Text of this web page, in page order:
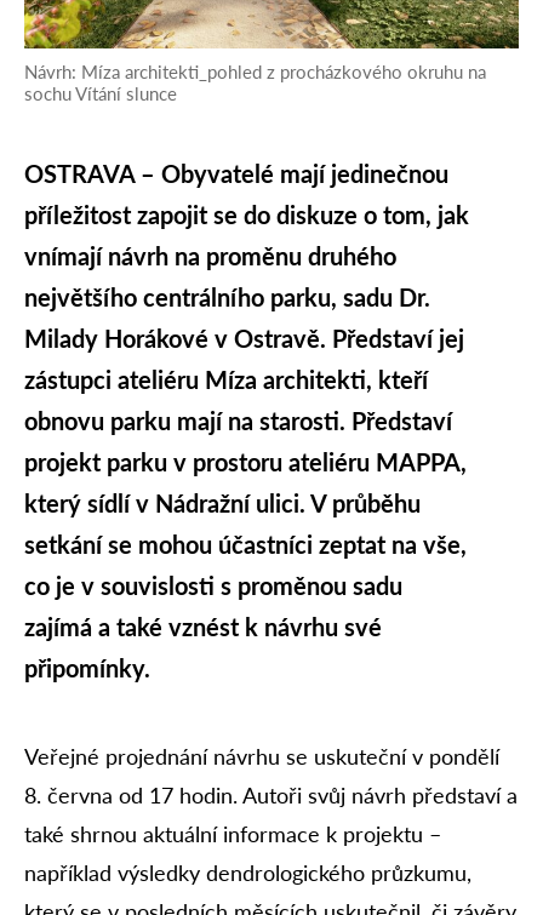
Návrh: Míza architekti_pohled z procházkového okruhu na
sochu Vítání slunce
OSTRAVA – Obyvatelé mají jedinečnou
příležitost zapojit se do diskuze o tom, jak
vnímají návrh na proměnu druhého
největšího centrálního parku, sadu Dr.
Milady Horákové v Ostravě. Představí jej
zástupci ateliéru Míza architekti, kteří
obnovu parku mají na starosti. Představí
projekt parku v prostoru ateliéru MAPPA,
který sídlí v Nádražní ulici. V průběhu
setkání se mohou účastníci zeptat na vše,
co je v souvislosti s proměnou sadu
zajímá a také vznést k návrhu své
připomínky.
Veřejné projednání návrhu se uskuteční v pondělí
8. června od 17 hodin. Autoři svůj návrh představí a
také shrnou aktuální informace k projektu –
například výsledky dendrologického průzkumu,